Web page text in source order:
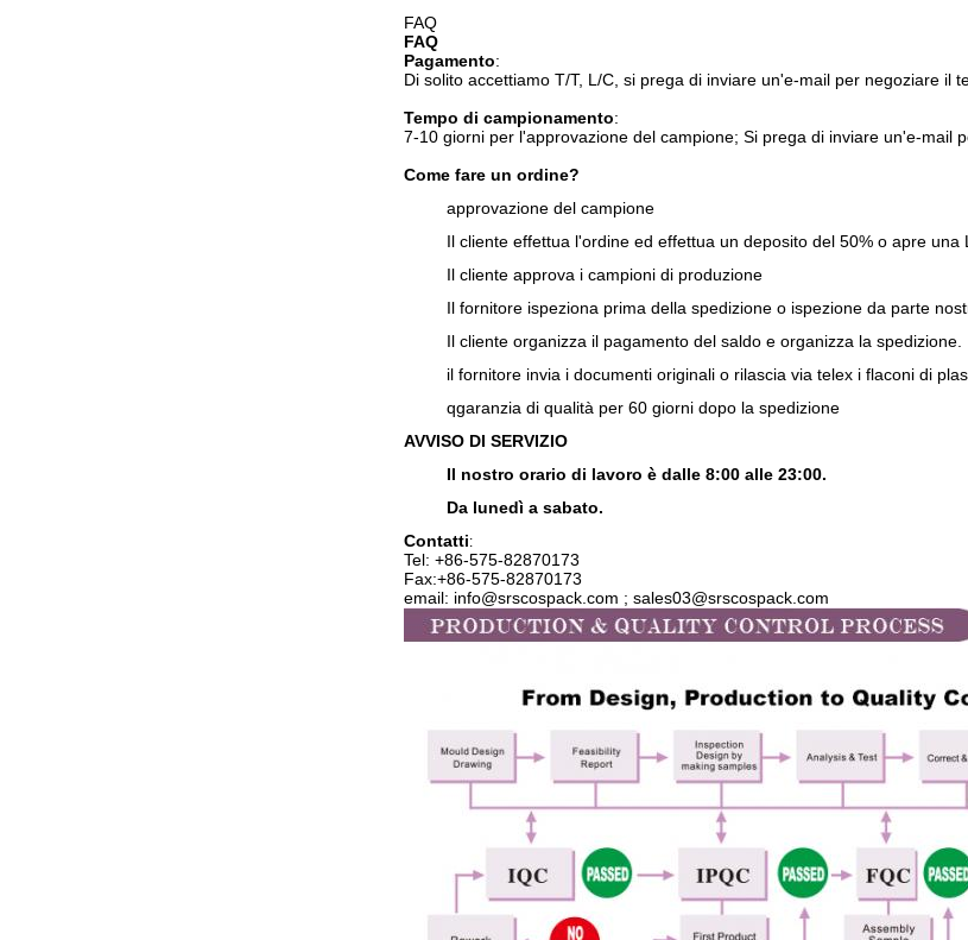
FAQ
FAQ
Pagamento:
Di solito accettiamo T/T, L/C, si prega di inviare un'e-mail per negoziare il
Tempo di campionamento:
7-10 giorni per l'approvazione del campione; Si prega di inviare un'e-mail
Come fare un ordine?
approvazione del campione
Il cliente effettua l'ordine ed effettua un deposito del 50% o apre una
Il cliente approva i campioni di produzione
Il fornitore ispeziona prima della spedizione o ispezione da parte
Il cliente organizza il pagamento del saldo e organizza la spedizione.
il fornitore invia i documenti originali o rilascia via telex i flaconi di
qgaranzia di qualità per 60 giorni dopo la spedizione
AVVISO DI SERVIZIO
Il nostro orario di lavoro è dalle 8:00 alle 23:00.
Da lunedì a sabato.
Contatti:
Tel: +86-575-82870173
Fax:+86-575-82870173
email: info@srscospack.com ; sales03@srscospack.com